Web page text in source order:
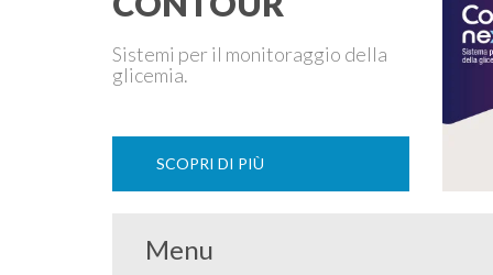
Sistemi per il monitoraggio della
glicemia.
SCOPRI DI PIÙ
Menu